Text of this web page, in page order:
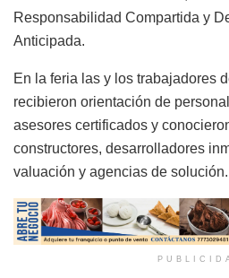
Responsabilidad Compartida y
Anticipada.
En la feria las y los trabajadores
recibieron orientación de
asesores certificados y
constructores, desarrolladores
valuación y agencias de solución.